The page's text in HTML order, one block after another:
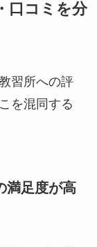
口コミを分
習所への評
を混同する
満足度が高